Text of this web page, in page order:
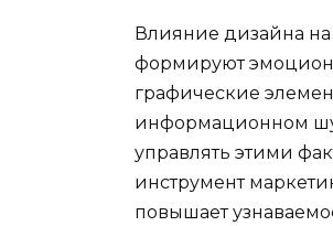
Влияние дизайна
формируют
графические
информационном
управлять этими
инструмент
повышает